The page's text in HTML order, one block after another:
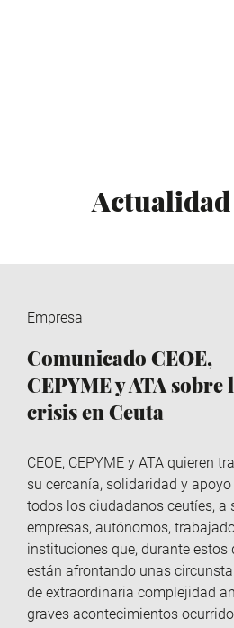
Empresa
Comunicado CEOE,
CEPYME y ATA sobre
crisis en Ceuta
CEOE, CEPYME y ATA quieren
su cercanía, solidaridad y apoyo
todos los ciudadanos ceutíes, a
empresas, autónomos,
instituciones que, durante estos
están afrontando unas
de extraordinaria complejidad
graves acontecimientos